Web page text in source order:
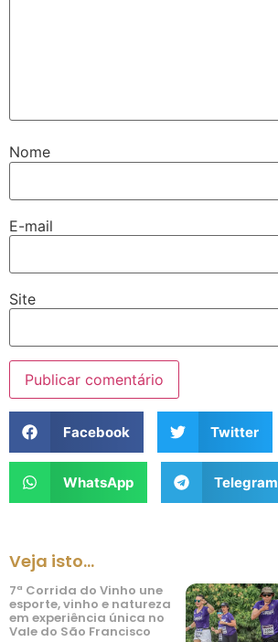
Nome
E-mail
Site
Facebook Twitter
WhatsApp Telegram
Veja isto...
7ª Corrida do Vinho une
esporte, vinho e natureza
em experiência única no
Vale do São Francisco